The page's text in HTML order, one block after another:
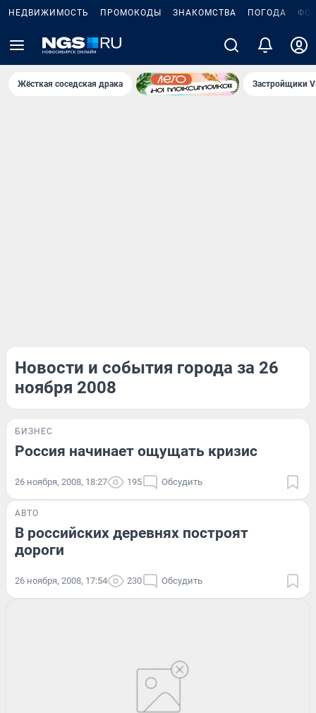
НЕДВИЖИМОСТЬ ПРОМОКОДЫ ЗНАКОМСТВА ПОГОДА
Жёсткая соседская драка Застройщики
Новости и события города за 26
ноября 2008
БИЗНЕС
Россия начинает ощущать кризис
26 ноября, 2008, 18:27 195 Обсудить
АВТО
В российских деревнях построят
дороги
26 ноября, 2008, 17:54 230 Обсудить